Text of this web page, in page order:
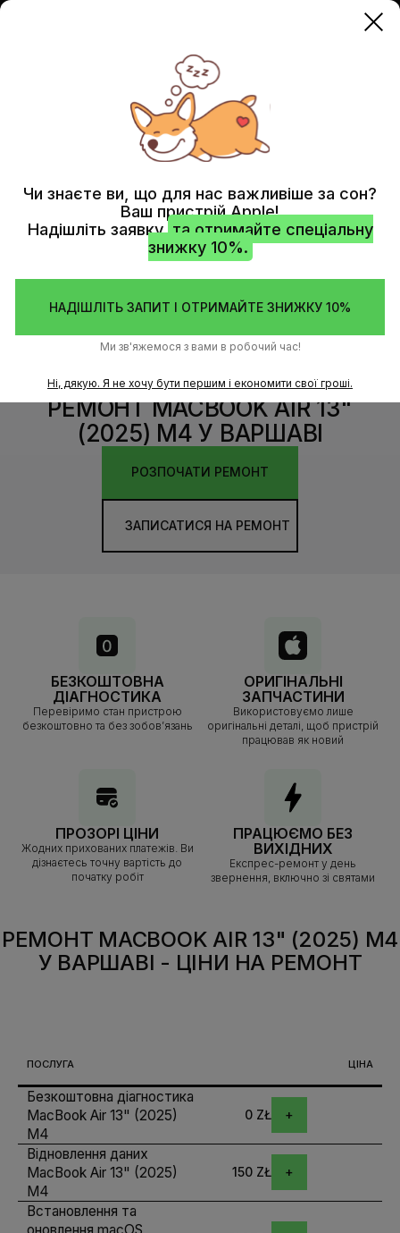
РЕМОНТ MACBOOK AIR 13"
(2025) M4 У ВАРШАВІ
РОЗПОЧАТИ РЕМОНТ
ЗАПИСАТИСЯ НА РЕМОНТ
MACBOOK AIR 13" (2025) M4
БЕЗКОШТОВНА
ДІАГНОСТИКА
Перевіримо стан пристрою
безкоштовно та без зобов’язань
ОРИГІНАЛЬНІ
ЗАПЧАСТИНИ
Використовуємо лише
оригінальні деталі, щоб пристрій
працював як новий
ПРОЗОРІ ЦІНИ
Жодних прихованих платежів. Ви
дізнаєтесь точну вартість до
початку робіт
ПРАЦЮЄМО БЕЗ
ВИХІДНИХ
Експрес-ремонт у день
звернення, включно зі святами
РЕМОНТ MACBOOK AIR 13" (2025) M4
У ВАРШАВІ - ЦІНИ НА РЕМОНТ
ПОСЛУГА ЦІНА
Безкоштовна діагностика
MacBook Air 13" (2025)
M4
0 ZŁ
Відновлення даних
MacBook Air 13" (2025)
M4
150 ZŁ
Встановлення та
оновлення macOS
Чи знаєте ви, що для нас важливіше за сон?
Ваш пристрій Apple!
Надішліть заявку та отримайте спеціальну
знижку 10%.
НАДІШЛІТЬ ЗАПИТ І ОТРИМАЙТЕ ЗНИЖКУ 10%
Ми зв'яжемося з вами в робочий час!
Ні, дякую. Я не хочу бути першим і економити свої гроші.